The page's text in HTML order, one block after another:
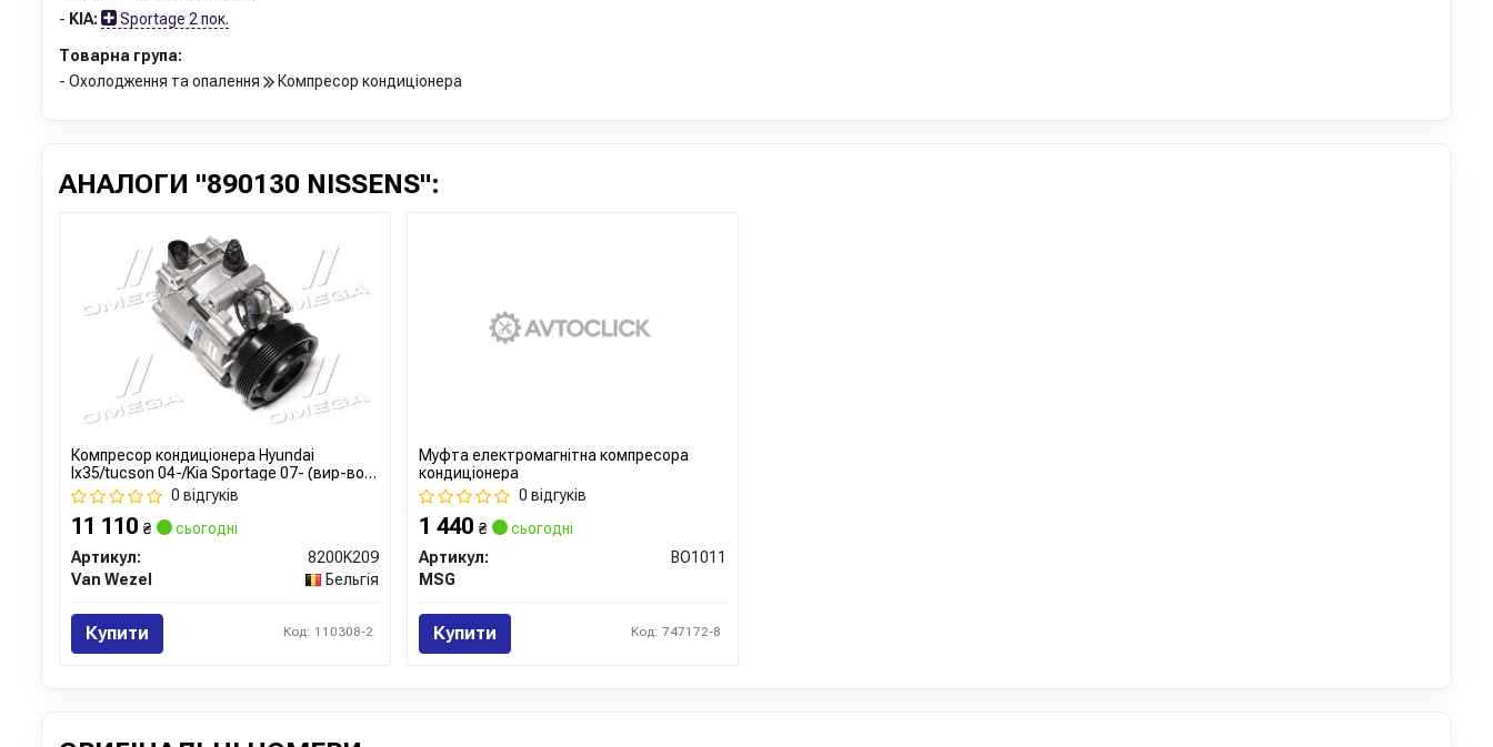
- KIA: Sportage 2 пок.
Товарна група:
- Охолодження та опалення
Компресор кондиціонера
АНАЛОГИ "890130 NISSENS":
Компресор кондиціонера Hyundai
Ix35/tucson 04-/Kia Sportage 07- (вир-во
Van Wezel)
0 відгуків
11 110 ₴
сьогодні
Артикул:
8200K209
Van Wezel
Бельгія
Купити Код: 110308-2
Муфта електромагнітна компресора
кондиціонера
0 відгуків
1 440 ₴
сьогодні
Артикул:
BO1011
MSG
Купити Код: 747172-8